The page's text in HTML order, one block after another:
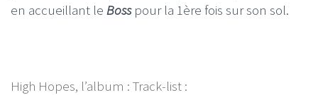
en accueillant le Bosspour la 1ère fois sur son sol.
High Hopes, l’album : Track-list :